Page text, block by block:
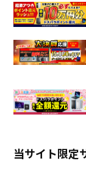
当サイト限定